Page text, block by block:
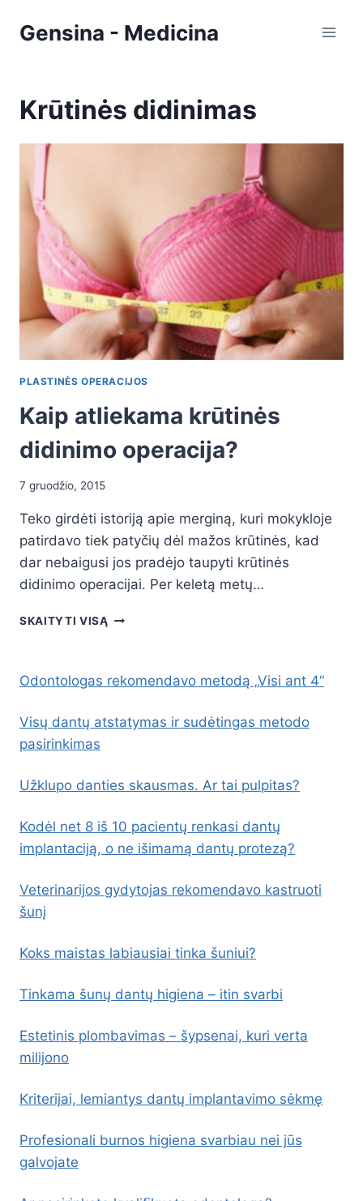
Gensina - Medicina
Krūtinės didinimas
PLASTINĖS OPERACIJOS
Kaip atliekama krūtinės
didinimo operacija?
7 gruodžio, 2015
Teko girdėti istoriją apie merginą, kuri mokykloje
patirdavo tiek patyčių dėl mažos krūtinės, kad
dar nebaigusi jos pradėjo taupyti krūtinės
didinimo operacijai. Per keletą metų…
SKAITYTI VISĄ KAIP
OPERACIJA?
Odontologas rekomendavo metodą „Visi ant 4“
Visų dantų atstatymas ir sudėtingas metodo
pasirinkimas
Užklupo danties skausmas. Ar tai pulpitas?
Kodėl net 8 iš 10 pacientų renkasi dantų
implantaciją, o ne išimamą dantų protezą?
Veterinarijos gydytojas rekomendavo kastruoti
šunį
Koks maistas labiausiai tinka šuniui?
Tinkama šunų dantų higiena – itin svarbi
Estetinis plombavimas – šypsenai, kuri verta
milijono
Kriterijai, lemiantys dantų implantavimo sėkmę
Profesionali burnos higiena svarbiau nei jūs
galvojate